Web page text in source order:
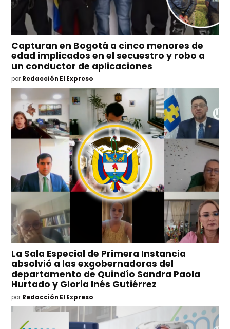
Capturan en Bogotá a cinco menores de
edad implicados en el secuestro y robo a
un conductor de aplicaciones
por Redacción El Expreso
La Sala Especial de Primera Instancia
absolvió a las exgobernadoras del
departamento de Quindío Sandra Paola
Hurtado y Gloria Inés Gutiérrez
por Redacción El Expreso